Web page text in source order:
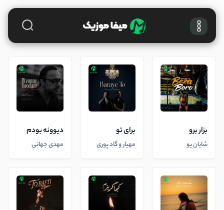
بزار برو
شایان یو
برای تو
مهیار و گاد پوری
دیوونه بودم
مهدی جهانی